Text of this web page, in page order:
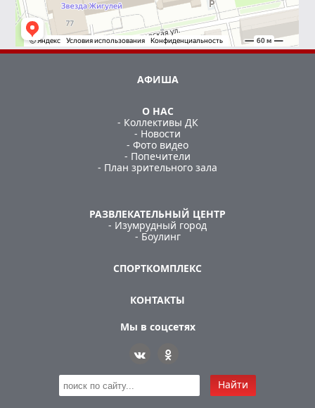
АФИША
О НАС
- Коллективы ДК
- Новости
- Фото видео
- Попечители
- План зрительного зала
РАЗВЛЕКАТЕЛЬНЫЙ ЦЕНТР
- Изумрудный город
- Боулинг
СПОРТКОМПЛЕКС
КОНТАКТЫ
Мы в соцсетях
Найти